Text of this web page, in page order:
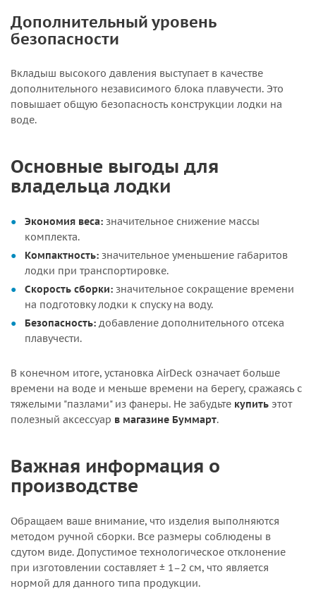
Дополнительный уровень
безопасности
Вкладыш высокого давления выступает в качестве
дополнительного независимого блока плавучести. Это
повышает общую безопасность конструкции лодки на
воде.
Основные выгоды для
владельца лодки
Экономия веса: значительное снижение массы
комплекта.
Компактность: значительное уменьшение габаритов
лодки при транспортировке.
Скорость сборки: значительное сокращение времени
на подготовку лодки к спуску на воду.
Безопасность: добавление дополнительного отсека
плавучести.
В конечном итоге, установка AirDeck означает больше
времени на воде и меньше времени на берегу, сражаясь с
тяжелыми "пазлами" из фанеры. Не забудьте купить этот
полезный аксессуар в магазине Буммарт.
Важная информация о
производстве
Обращаем ваше внимание, что изделия выполняются
методом ручной сборки. Все размеры соблюдены в
сдутом виде. Допустимое технологическое отклонение
при изготовлении составляет ± 1–2 см, что является
нормой для данного типа продукции.